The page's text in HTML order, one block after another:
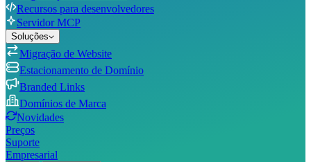
Recursos para desenvolvedores
Servidor MCP
Soluções
Migração de Website
Estacionamento de Domínio
Branded Links
Domínios de Marca
Novidades
Preços
Suporte
Empresarial